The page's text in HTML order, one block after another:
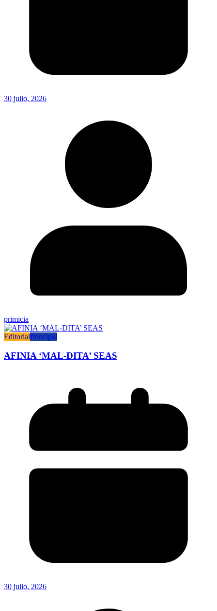
30 julio, 2026
primicia
EditorialPrincipal
AFINIA ‘MAL-DITA’ SEAS
30 julio, 2026